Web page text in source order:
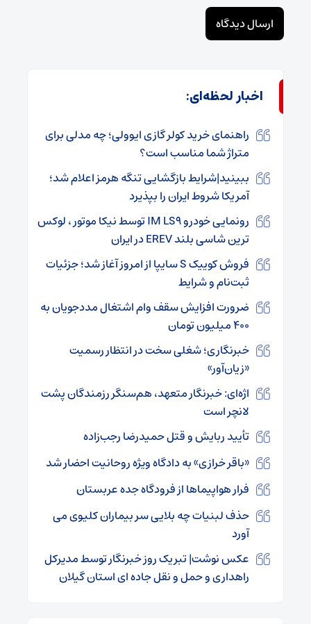
اخبار لحظه‌ای:
راهنمای خرید کولر گازی ایوولی؛ چه مدلی برای
متراژ شما مناسب است؟
ببینید|شرایط بازگشایی تنگه هرمز اعلام شد؛
آمریکا شروط ایران را بپذیرد
رونمایی خودرو IM LS9 توسط نیکا موتور ، لوکس
ترین شاسی بلند EREV در ایران
فروش کوییک S سایپا از امروز آغاز شد؛ جزئیات
ثبت‌نام و شرایط
ضرورت افزایش سقف وام اشتغال مددجویان به
۴۰۰ میلیون تومان
خبرنگاری؛ شغلی سخت در انتظار رسمیت
«زیان‌آور»
اژه‌ای: خبرنگار متعهد، هم‌سنگر رزمندگان پشت
لانچر است
تأیید ربایش و قتل حمیدرضا رجب‌زاده
«باقر خرازی» به دادگاه ویژه روحانیت احضار شد
فرار هواپیماها از فرودگاه جده عربستان
حذف لبنیات چه بلایی سر بیماران کلیوی می
آورد
عکس نوشت| تبریک روز خبرنگار توسط مدیرکل
راهداری و حمل و نقل جاده ای استان گیلان